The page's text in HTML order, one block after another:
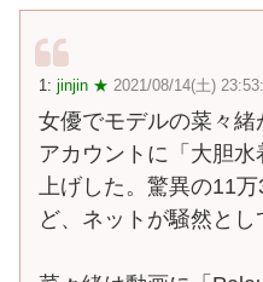
1: jinjin ★ 2021/08/14(土)
女優でモデルの菜々
アカウントに「大胆
上げした。驚異の11
ど、ネットが騒然とし